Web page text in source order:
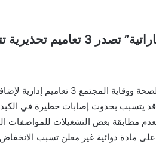
تتعلق بمستحضرات علاجية
أصدرت وزارة الصحة ووقاية
قد يتسبب بحدوث إصابات خطيرة في
مطابقة بعض التشغيلات للمواصفات
مادة دوائية غير معلن تسبب